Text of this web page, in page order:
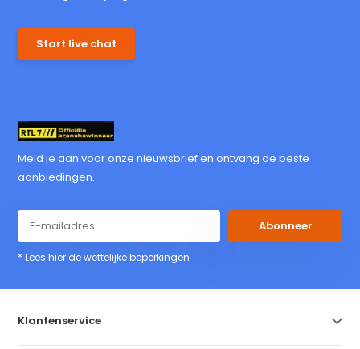
Start live chat
Meld je aan voor onze nieuwsbrief en ontvang de beste
aanbiedingen.
Abonneer
* Lees hier de wettelijke beperkingen
Klantenservice